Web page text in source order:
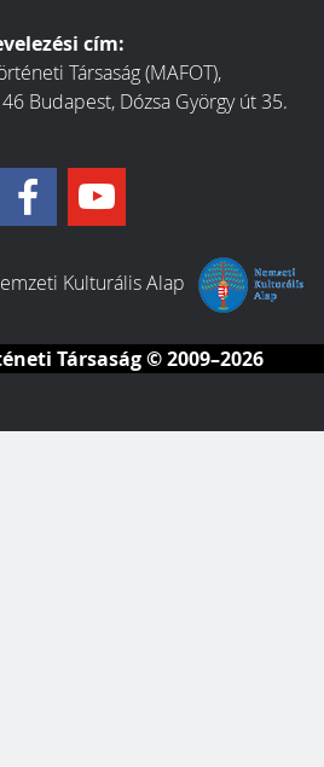
cím:
Társaság (MAFOT),
Budapest, Dózsa György út 35.
Kulturális Alap
Társaság© 2009–2026